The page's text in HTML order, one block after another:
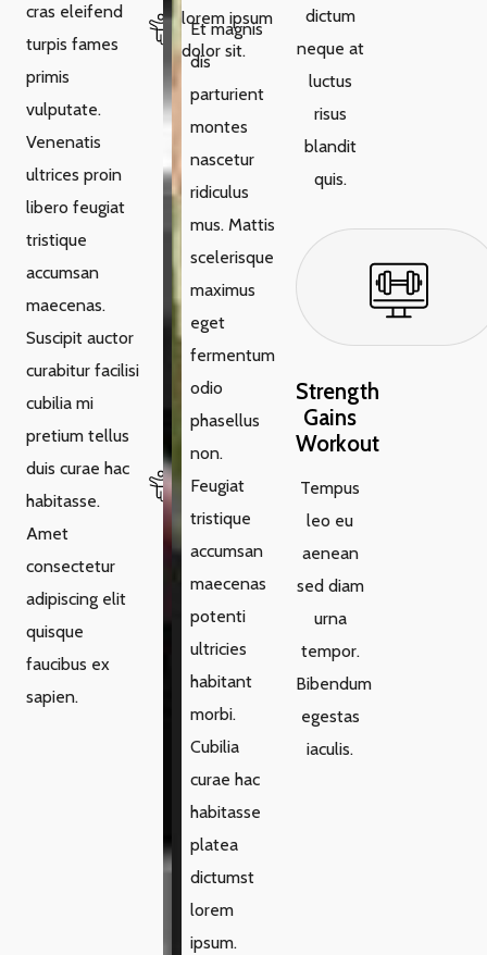
cras eleifend
turpis fames
primis
vulputate.
Venenatis
ultrices proin
libero feugiat
tristique
accumsan
maecenas.
Suscipit auctor
curabitur facilisi
cubilia mi
pretium tellus
duis curae hac
habitasse.
Amet
consectetur
adipiscing elit
quisque
faucibus ex
sapien.
Et magnis
dis
parturient
montes
nascetur
ridiculus
mus. Mattis
scelerisque
maximus
eget
fermentum
odio
phasellus
non.
Feugiat
tristique
accumsan
maecenas
potenti
ultricies
habitant
morbi.
Cubilia
curae hac
habitasse
platea
dictumst
lorem
ipsum.
lorem ipsum
dolor sit.
dictum
neque at
luctus
risus
blandit
quis.
Strength
Gains
Workout
Tempus
leo eu
aenean
sed diam
urna
tempor.
Bibendum
egestas
iaculis.